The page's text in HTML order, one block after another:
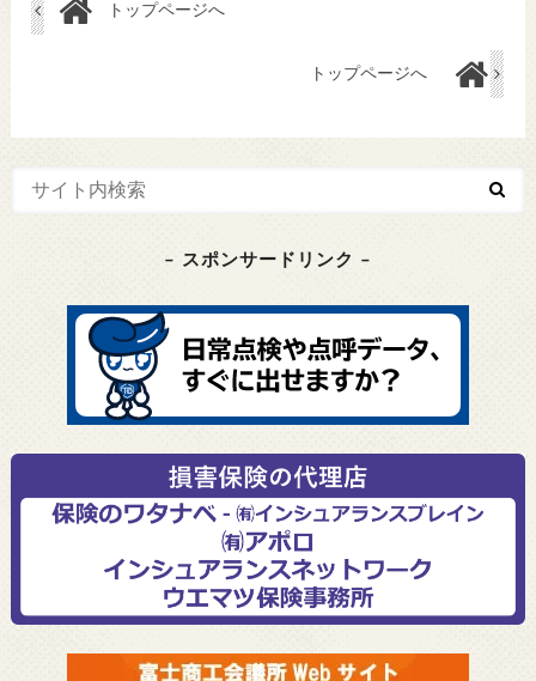
トップページへ
トップページへ
– スポンサードリンク –